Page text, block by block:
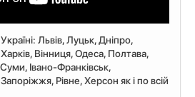
Львiв, Луцьк, Дніпро,
Вінниця, Одеса, Полтава,
Івано-Франківськ,
Рівне, Херсон як і по всій